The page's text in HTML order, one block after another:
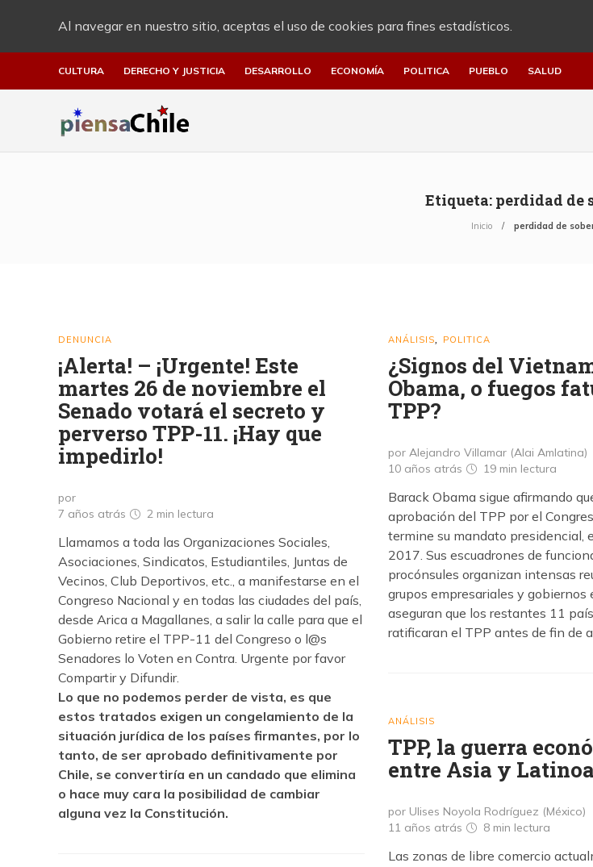
Al navegar en nuestro sitio, aceptas el uso de cookies para fines estadísticos.
CULTURA DERECHO Y JUSTICIA DESARROLLO ECONOMÍA POLITICA PUEBLO SALUD
Etiqueta: perdidad de
Inicio perdidad de
DENUNCIA
¡Alerta! – ¡Urgente! Este
martes 26 de noviembre el
Senado votará el secreto y
perverso TPP-11. ¡Hay que
impedirlo!
por
7 años atrás
2 min lectura
Llamamos a toda las Organizaciones Sociales,
Asociaciones, Sindicatos, Estudiantiles, Juntas de
Vecinos, Club Deportivos, etc., a manifestarse en el
Congreso Nacional y en todas las ciudades del país,
desde Arica a Magallanes, a salir la calle para que el
Gobierno retire el TPP-11 del Congreso o l@s
Senadores lo Voten en Contra. Urgente por favor
Compartir y Difundir.
Lo que no podemos perder de vista, es que
estos tratados exigen un congelamiento de la
situación jurídica de los países firmantes, por lo
tanto, de ser aprobado definitivamente por
Chile, se convertiría en un candado que elimina
o hace muy cara la posibilidad de cambiar
alguna vez la Constitución.
ANÁLISIS POLITICA
¿Signos del
Obama, o fuegos
TPP?
por Alejandro Villamar (Alai Amlatina)
10 años atrás
19 min lectura
Barack Obama sigue afirmando
aprobación del TPP por el
termine su mandato presidencial,
2017. Sus escuadrones de
procónsules organizan intensas
grupos empresariales y gobiernos
aseguran que los restantes 11
ratificaran el TPP antes de fin de
ANÁLISIS
TPP, la guerra
entre Asia y
por Ulises Noyola Rodríguez (México)
11 años atrás
8 min lectura
Las zonas de libre comercio